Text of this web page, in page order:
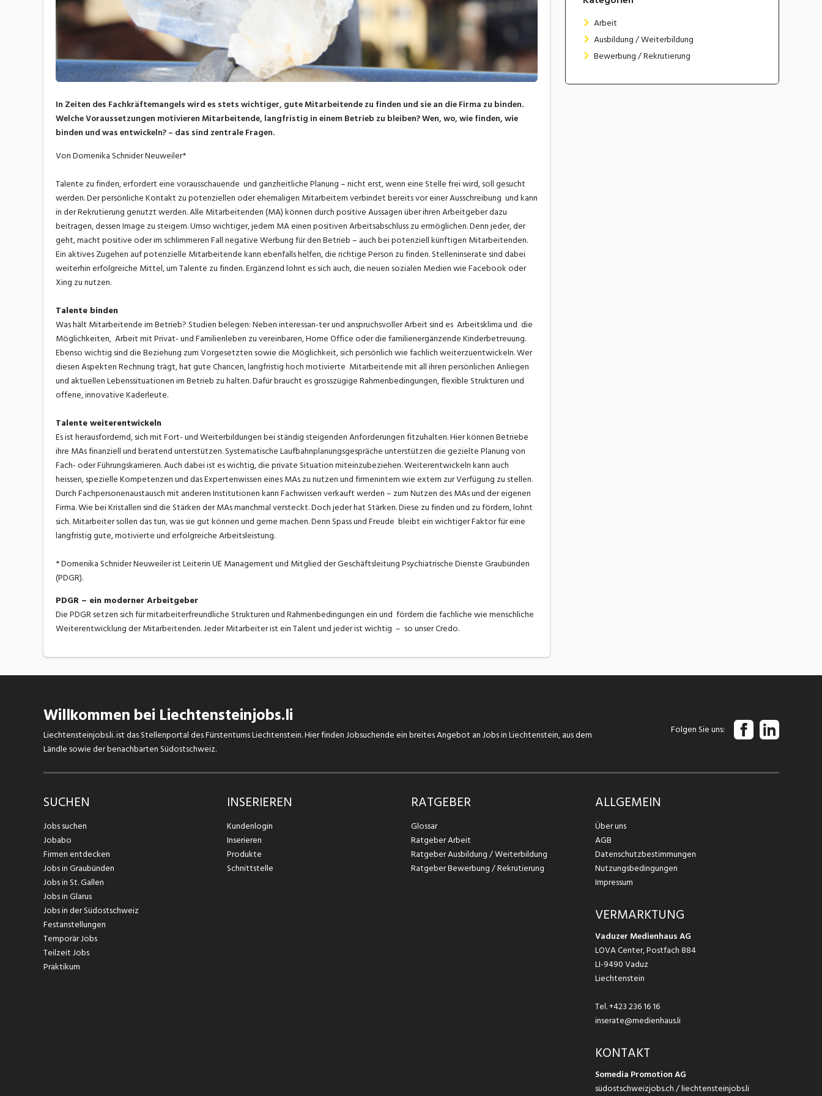
In Zeiten des Fachkräftemangels wird es stets wichtiger, gute Mitarbeitende zu finden und sie an die Firma zu binden.
Welche Voraussetzungen motivieren Mitarbeitende, langfristig in einem Betrieb zu bleiben? Wen, wo, wie finden, wie
binden und was entwickeln? – das sind zentrale Fragen.
Von Domenika Schnider Neuweiler*
Talente zu finden, erfordert eine vorausschauende und ganzheitliche Planung – nicht erst, wenn eine Stelle frei wird, soll gesucht
werden. Der persönliche Kontakt zu potenziellen oder ehemaligen Mitarbeitern verbindet bereits vor einer Ausschreibung und kann
in der Rekrutierung genutzt werden. Alle Mitarbeitenden (MA) können durch positive Aussagen über ihren Arbeitgeber dazu
beitragen, dessen Image zu steigern. Umso wichtiger, jedem MA einen positiven Arbeitsabschluss zu ermöglichen. Denn jeder, der
geht, macht positive oder im schlimmeren Fall negative Werbung für den Betrieb – auch bei potenziell künftigen Mitarbeitenden.
Ein aktives Zugehen auf potenzielle Mitarbeitende kann ebenfalls helfen, die richtige Person zu finden. Stelleninserate sind dabei
weiterhin erfolgreiche Mittel, um Talente zu finden. Ergänzend lohnt es sich auch, die neuen sozialen Medien wie Facebook oder
Xing zu nutzen.
Talente binden
Was hält Mitarbeitende im Betrieb? Studien belegen: Neben interessan-ter und anspruchsvoller Arbeit sind es Arbeitsklima und die
Möglichkeiten, Arbeit mit Privat- und Familienleben zu vereinbaren, Home Office oder die familienergänzende Kinderbetreuung.
Ebenso wichtig sind die Beziehung zum Vorgesetzten sowie die Möglichkeit, sich persönlich wie fachlich weiterzuentwickeln. Wer
diesen Aspekten Rechnung trägt, hat gute Chancen, langfristig hoch motivierte Mitarbeitende mit all ihren persönlichen Anliegen
und aktuellen Lebenssituationen im Betrieb zu halten. Dafür braucht es grosszügige Rahmenbedingungen, flexible Strukturen und
offene, innovative Kaderleute.
Talente weiterentwickeln
Es ist herausfordernd, sich mit Fort- und Weiterbildungen bei ständig steigenden Anforderungen fitzuhalten. Hier können Betriebe
ihre MAs finanziell und beratend unterstützen. Systematische Laufbahnplanungsgespräche unterstützen die gezielte Planung von
Fach- oder Führungskarrieren. Auch dabei ist es wichtig, die private Situation miteinzubeziehen. Weiterentwickeln kann auch
heissen, spezielle Kompetenzen und das Expertenwissen eines MAs zu nutzen und firmenintern wie extern zur Verfügung zu stellen.
Durch Fachpersonenaustausch mit anderen Institutionen kann Fachwissen verkauft werden – zum Nutzen des MAs und der eigenen
Firma. Wie bei Kristallen sind die Stärken der MAs manchmal versteckt. Doch jeder hat Stärken. Diese zu finden und zu fördern, lohnt
sich. Mitarbeiter sollen das tun, was sie gut können und gerne machen. Denn Spass und Freude bleibt ein wichtiger Faktor für eine
langfristig gute, motivierte und erfolgreiche Arbeitsleistung.
* Domenika Schnider Neuweiler ist Leiterin UE Management und Mitglied der Geschäftsleitung Psychiatrische Dienste Graubünden
(PDGR).
PDGR – ein moderner Arbeitgeber
Die PDGR setzen sich für mitarbeiterfreundliche Strukturen und Rahmenbedingungen ein und fördern die fachliche wie menschliche
Weiterentwicklung der Mitarbeitenden. Jeder Mitarbeiter ist ein Talent und jeder ist wichtig – so unser Credo.
Arbeit
Ausbildung / Weiterbildung
Bewerbung / Rekrutierung
Willkommen bei Liechtensteinjobs.li
Liechtensteinjobs.li. ist das Stellenportal des Fürstentums Liechtenstein. Hier finden Jobsuchende ein breites Angebot an Jobs in Liechtenstein, aus dem
Ländle sowie der benachbarten Südostschweiz.
Folgen Sie uns
SUCHEN
Jobs suchen
Jobabo
Firmen entdecken
Jobs in Graubünden
Jobs in St. Gallen
Jobs in Glarus
Jobs in der Südostschweiz
Festanstellungen
Temporär Jobs
Teilzeit Jobs
Praktikum
INSERIEREN
Kundenlogin
Inserieren
Produkte
Schnittstelle
RATGEBER
Glossar
Ratgeber Arbeit
Ratgeber Ausbildung / Weiterbildung
Ratgeber Bewerbung / Rekrutierung
ALLGEMEIN
Über uns
AGB
Datenschutzbestimmungen
Nutzungsbedingungen
Impressum
VERMARKTUNG
Vaduzer Medienhaus AG
LOVA Center, Postfach 884
LI-9490 Vaduz
Liechtenstein
Tel.+423 236 16 16
inserate@medienhaus.li
KONTAKT
Somedia Promotion AG
südostschweizjobs.ch / liechtensteinjobs.li